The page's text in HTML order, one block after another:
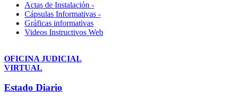
Actas de Instalación -
Cápsulas Informativas -
Gráficas informativas
Videos Instructivos Web
OFICINA JUDICIAL
VIRTUAL
Estado Diario